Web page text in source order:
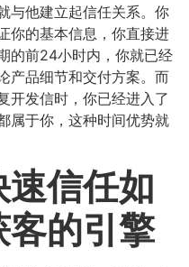
与他建立起信任关系。你
你的基本信息，你直接进
的前24小时内，你就已经
产品细节和交付方案。而
开发信时，你已经进入了
属于你，这种时间优势就
信任如
的引擎